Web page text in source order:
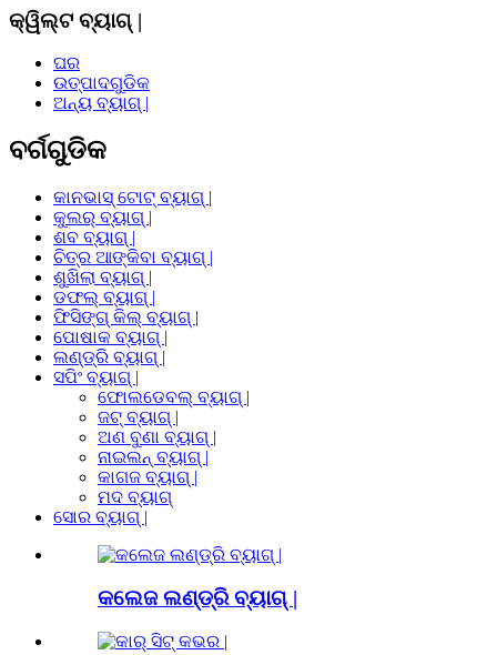
କ୍ୱିଲ୍ଟ ବ୍ୟାଗ୍ |
ଘର
ଉତ୍ପାଦଗୁଡିକ
ଅନ୍ୟ ବ୍ୟାଗ୍ |
ବର୍ଗଗୁଡିକ
କାନଭାସ୍ ଟୋଟ୍ ବ୍ୟାଗ୍ |
କୁଲର୍ ବ୍ୟାଗ୍ |
ଶବ ବ୍ୟାଗ୍ |
ଚିତ୍ର ଆଙ୍କିବା ବ୍ୟାଗ୍ |
ଶୁଖିଲା ବ୍ୟାଗ୍ |
ଡଫଲ୍ ବ୍ୟାଗ୍ |
ଫିସିଙ୍ଗ୍ କିଲ୍ ବ୍ୟାଗ୍ |
ପୋଷାକ ବ୍ୟାଗ୍ |
ଲଣ୍ଡ୍ରି ବ୍ୟାଗ୍ |
ସପିଂ ବ୍ୟାଗ୍ |
ଫୋଲଡେବଲ୍ ବ୍ୟାଗ୍ |
ଜଟ୍ ବ୍ୟାଗ୍ |
ଅଣ ବୁଣା ବ୍ୟାଗ୍ |
ନାଇଲନ୍ ବ୍ୟାଗ୍ |
କାଗଜ ବ୍ୟାଗ୍ |
ମଦ ବ୍ୟାଗ୍
ସୋର ବ୍ୟାଗ୍ |
କଲେଜ ଲଣ୍ଡ୍ରି ବ୍ୟାଗ୍ |